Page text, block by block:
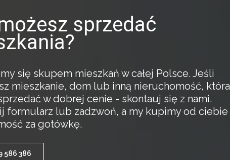
sprzedać
się skupem mieszkań w całej Polsce. Jeśli
mieszkanie, dom lub inną nieruchomość, która
w dobrej cenie - skontauj się z nami.
formularz lub zadzwoń, a my kupimy od ciebie
za gotówkę.
586 386